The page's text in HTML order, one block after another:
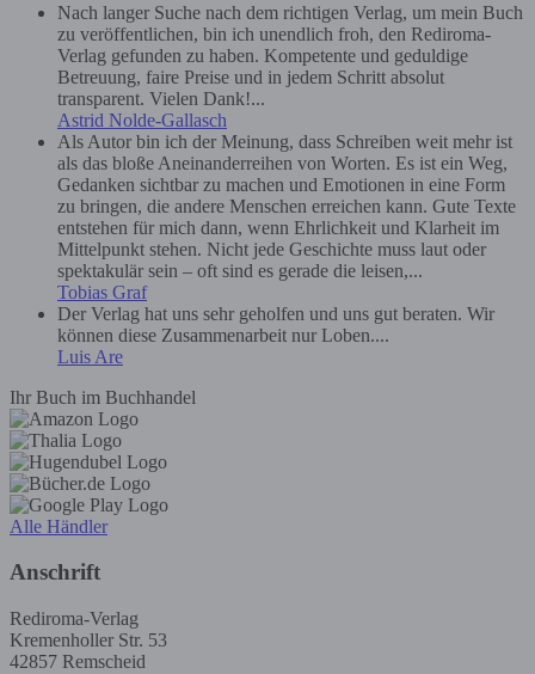
Nach langer Suche nach dem richtigen Verlag, um mein Buch
zu veröffentlichen, bin ich unendlich froh, den Rediroma-
Verlag gefunden zu haben. Kompetente und geduldige
Betreuung, faire Preise und in jedem Schritt absolut
transparent. Vielen Dank!...
Astrid Nolde-Gallasch
Als Autor bin ich der Meinung, dass Schreiben weit mehr ist
als das bloße Aneinanderreihen von Worten. Es ist ein Weg,
Gedanken sichtbar zu machen und Emotionen in eine Form
zu bringen, die andere Menschen erreichen kann. Gute Texte
entstehen für mich dann, wenn Ehrlichkeit und Klarheit im
Mittelpunkt stehen. Nicht jede Geschichte muss laut oder
spektakulär sein – oft sind es gerade die leisen,...
Tobias Graf
Der Verlag hat uns sehr geholfen und uns gut beraten. Wir
können diese Zusammenarbeit nur Loben....
Luis Are
Ihr Buch im Buchhandel
Alle Händler
Anschrift
Rediroma-Verlag
Kremenholler Str. 53
42857 Remscheid